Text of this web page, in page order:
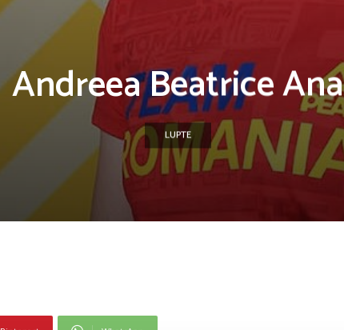
Andreea Beatrice Ana
LUPTE